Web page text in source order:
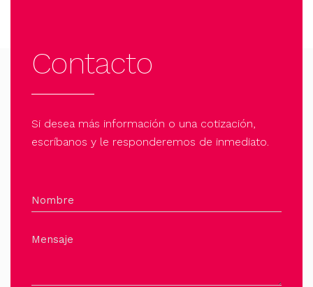
Contacto
Si desea más información o una cotización,
escríbanos y le responderemos de inmediato.
Nombre
Mensaje